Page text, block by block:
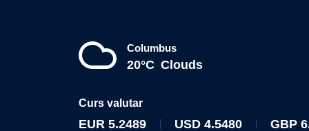
Columbus
20°C Clouds
Curs valutar
EUR 5.2489 USD 4.5480 GBP